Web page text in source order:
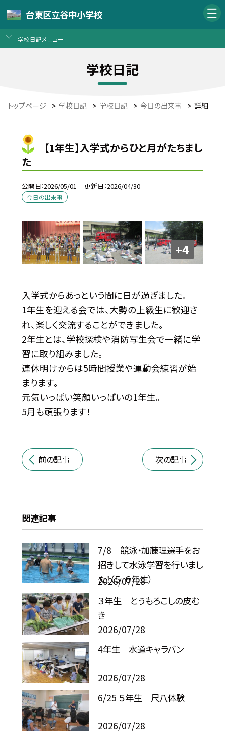
台東区立谷中小学校
学校日記メニュー
学校日記
トップページ > 学校日記 > 学校日記 > 今日の出来事 > 詳細
【1年生】入学式からひと月がたちまし
た
公開日 2026/05/01 更新日 2026/04/30
今日の出来事
+4
入学式からあっという間に日が過ぎました。
1年生を迎える会では、大勢の上級生に歓迎さ
れ、楽しく交流することができました。
2年生とは、学校探検や消防写生会で一緒に学
習に取り組みました。
連休明けからは5時間授業や運動会練習が始
まります。
元気いっぱい笑顔いっぱいの1年生。
5月も頑張ります！
前の記事 次の記事
関連記事
7/8 競泳・加藤理選手をお
招きして水泳学習を行いまし
た！（５，６年生）
2026/07/28
３年生 とうもろこしの皮む
き
2026/07/28
4年生 水道キャラバン
2026/07/28
6/25 ５年生 尺八体験
2026/07/28